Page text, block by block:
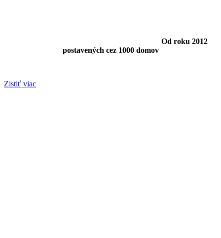
Od roku 2012
postavených cez 1000 domov
Zistiť viac